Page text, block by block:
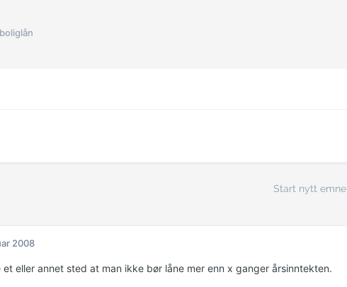
Start nytt emne
2008
et eller annet sted at man ikke bør låne mer enn x ganger årsinntekten.